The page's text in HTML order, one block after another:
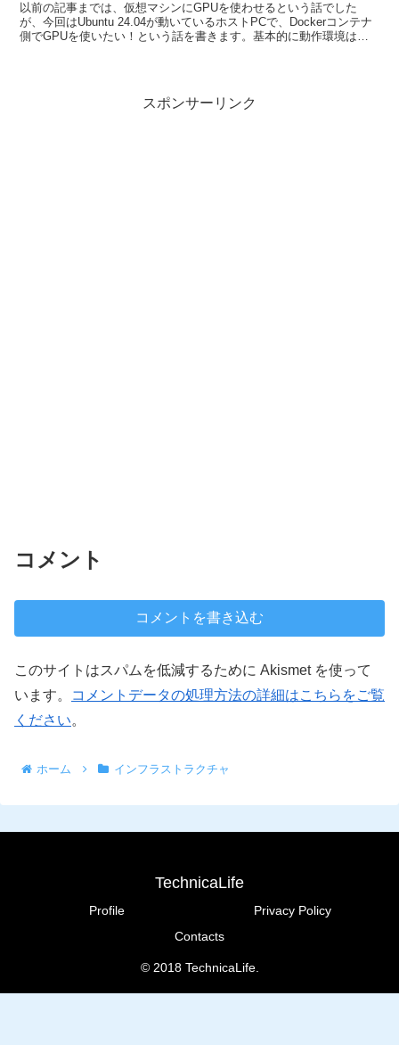
以前の記事までは、仮想マシンにGPUを使わせるという話でした
が、今回はUbuntu 24.04が動いているホストPCで、Dockerコンテナ
側でGPUを使いたい！という話を書きます。基本的に動作環境は以
スポンサーリンク
コメント
コメントを書き込む
このサイトはスパムを低減するために Akismet を使って
います。
コメントデータの処理方法の詳細はこちらをご覧
ください。
ホーム インフラストラクチャ
TechnicaLife
Profile
Privacy Policy
Contacts
© 2018 TechnicaLife.